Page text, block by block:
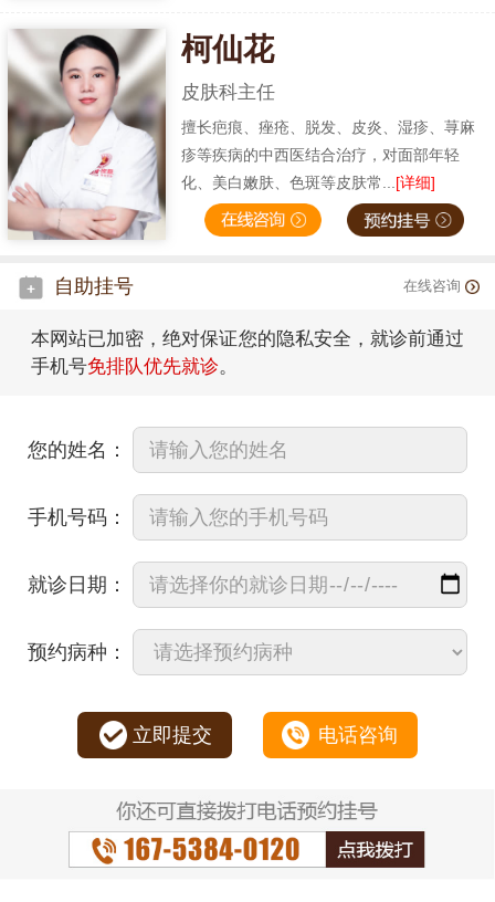
柯仙花
皮肤科主任
擅长疤痕、痤疮、脱发、皮炎、湿疹、荨麻
疹等疾病的中西医结合治疗，对面部年轻
化、美白嫩肤、色斑等皮肤常...[详细]
自助挂号 在线咨询
本网站已加密，绝对保证您的隐私安全，就诊前通过
手机号免排队优先就诊。
您的姓名：
手机号码：
就诊日期：
预约病种：
立即提交 电话咨询